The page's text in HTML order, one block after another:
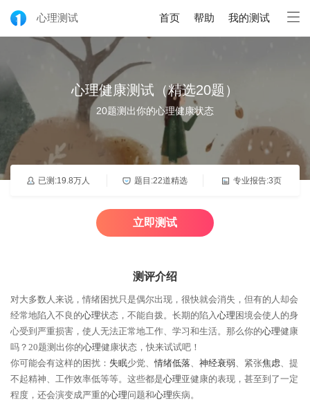
心理测试 首页 帮助 我的测试
心理健康测试（精选20题）
20题测出你的心理健康状态
已测:19.8万人 题目:22道精选 专业报告:3页
立即测试
测评介绍
对大多数人来说，情绪困扰只是偶尔出现，很快就会消失，但有的人却会
经常地陷入不良的心理状态，不能自拨。长期的陷入心理 困境会使人的身
心受到严重损害，使人无法正常地工作、学习和生活。那么你的心理健康
吗？20题测出你的心理健康状态，快来试试吧！
你可能会有这样的困扰： 失眠少觉、情绪低落、 神经衰弱、紧张焦虑、提
不起精神、工作效率低等等。这些都是心理亚健康的表现，甚至到了一定
程度，还会演变成严重的心理问题和心理疾病。